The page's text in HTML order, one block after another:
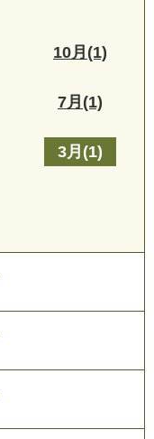
10月(1)
7月(1)
3月(1)